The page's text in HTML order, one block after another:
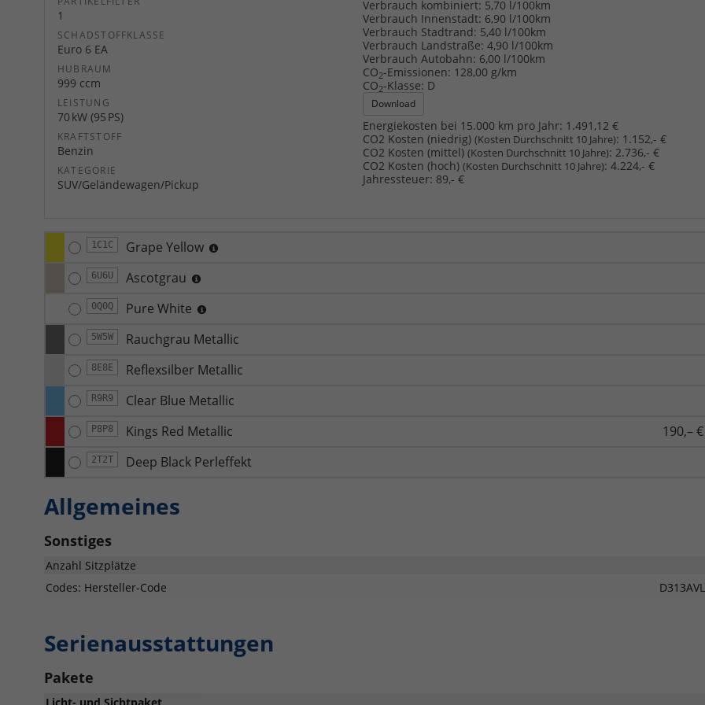
1
SCHADSTOFFKLASSE
Euro 6 EA
HUBRAUM
999 ccm
LEISTUNG
70 kW (95 PS)
KRAFTSTOFF
Benzin
KATEGORIE
SUV/Geländewagen/Pickup
Verbrauch kombiniert: 5,70 l/100km
Verbrauch Innenstadt: 6,90 l/100km
Verbrauch Stadtrand: 5,40 l/100km
Verbrauch Landstraße: 4,90 l/100km
Verbrauch Autobahn: 6,00 l/100km
CO2-Emissionen: 128,00 g/km
CO2-Klasse: D
Download
Energiekosten bei 15.000 km pro Jahr: 1.491,12 €
CO2 Kosten (niedrig) (Kosten Durchschnitt 10 Jahre): 1.152,- €
CO2 Kosten (mittel) (Kosten Durchschnitt 10 Jahre): 2.736,- €
CO2 Kosten (hoch) (Kosten Durchschnitt 10 Jahre): 4.224,- €
Jahressteuer: 89,- €
1C1C Grape Yellow
6U6U Ascotgrau
0Q0Q Pure White
5W5W Rauchgrau Metallic
8E8E Reflexsilber Metallic
R9R9 Clear Blue Metallic
P8P8 Kings Red Metallic 190,– €
2T2T Deep Black Perleffekt
Allgemeines
Sonstiges
Anzahl Sitzplätze
Codes: Hersteller-Code
Serienausstattungen
Pakete